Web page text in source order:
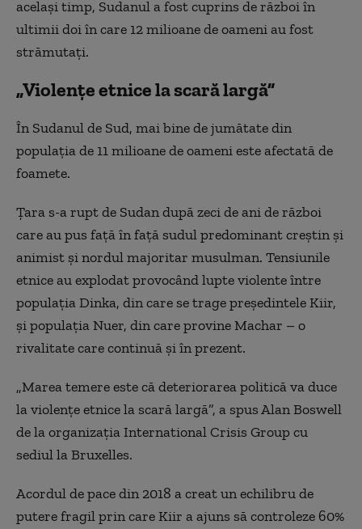
același timp, Sudanul a fost cuprins de război în
ultimii doi în care 12 milioane de oameni au fost
strămutați.
„Violențe etnice la scară largă”
În Sudanul de Sud, mai bine de jumătate din
populația de 11 milioane de oameni este afectată de
foamete.
Țara s-a rupt de Sudan după zeci de ani de război
care au pus față în față sudul predominant creștin și
animist și nordul majoritar musulman. Tensiunile
etnice au explodat provocând lupte violente între
populația Dinka, din care se trage președintele Kiir,
și populația Nuer, din care provine Machar – o
rivalitate care continuă și în prezent.
„Marea temere este că deteriorarea politică va duce
la violențe etnice la scară largă”, a spus Alan Boswell
de la organizația International Crisis Group cu
sediul la Bruxelles.
Acordul de pace din 2018 a creat un echilibru de
putere fragil prin care Kiir a ajuns să controleze 60%